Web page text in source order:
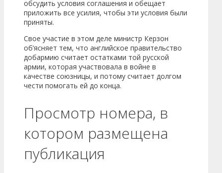
обсудить условия соглашения и обещает
приложить все усилия, чтобы эти условия были
приняты.
Свое участие в этом деле министр Керзон
об’ясняет тем, что английское правительство
добармию считает остатками той русской
армии, которая участвовала в войне в
качестве союзницы, и потому считает долгом
чести помогать ей до конца.
Просмотр номера, в
котором размещена
публикация